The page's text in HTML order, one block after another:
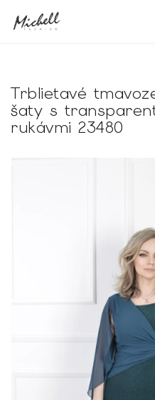
Trblietavé
šaty s
rukávmi 23480